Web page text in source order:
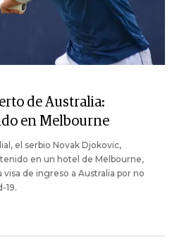
de Australia:
en Melbourne
el serbio Novak Djokovic,
en un hotel de Melbourne,
de ingreso a Australia por no
19.